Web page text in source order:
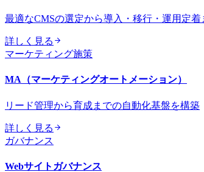
最適なCMSの選定から導入・移行・運用定着
詳しく見る
マーケティング施策
MA（マーケティングオートメーション）
リード管理から育成までの自動化基盤を構築
詳しく見る
ガバナンス
Webサイトガバナンス